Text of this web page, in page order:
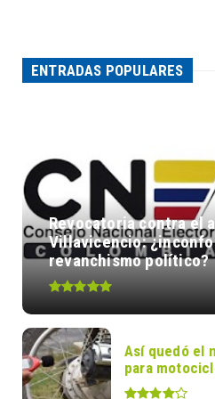
ENTRADAS POPULARES
Revocatoria contra el
Villavicencio:
revanchismo político?
Así quedó el
para